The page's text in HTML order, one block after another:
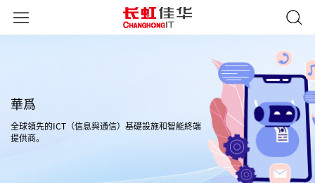
華爲
全球領先的ICT（信息與通信）基礎設施和智能終端
提供商。